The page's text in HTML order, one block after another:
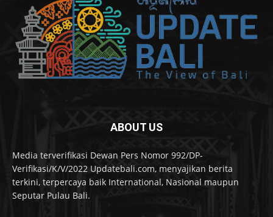
ABOUT US
Media terverifikasi Dewan Pers Nomor 992/DP-
Verifikasi/K/V/2022 Updatebali.com, menyajikan berita
terkini, terpercaya baik International, Nasional maupun
Seputar Pulau Bali.